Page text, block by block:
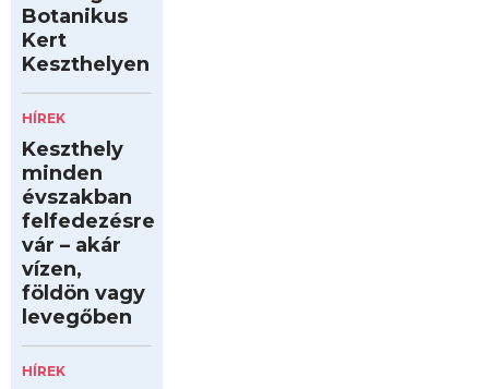
Botanikus
Kert
Keszthelyen
HÍREK
Keszthely
minden
évszakban
felfedezésre
vár – akár
vízen,
földön vagy
levegőben
HÍREK